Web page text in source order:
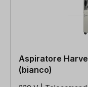
Aspiratore
(bianco)